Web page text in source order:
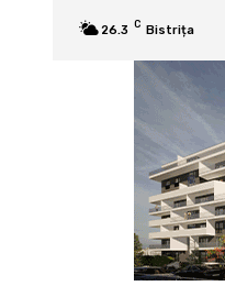
26.3 C Bistrița